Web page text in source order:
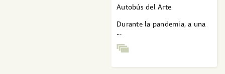
Autobús del Arte
Durante la pandemia, a una
...